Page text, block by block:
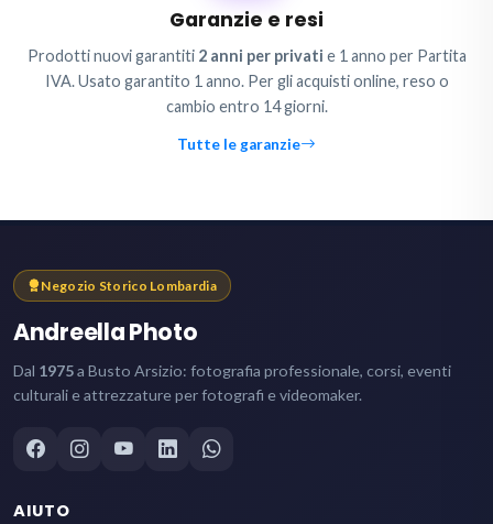
Garanzie e resi
Prodotti nuovi garantiti 2 anni per privati e 1 anno per Partita
IVA. Usato garantito 1 anno. Per gli acquisti online, reso o
cambio entro 14 giorni.
Tutte le garanzie
Negozio Storico Lombardia
Andreella Photo
Dal 1975a Busto Arsizio: fotografia professionale, corsi, eventi
culturali e attrezzature per fotografi e videomaker.
AIUTO